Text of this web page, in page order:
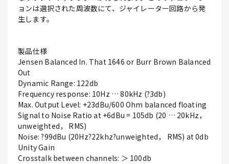
ョンは選択された周波数にて、ジャイレーター回路から発
生します。
製品仕様
Jensen Balanced In. That 1646 or Burr Brown Balanced
Out
Dynamic Range: 122db
Frequency response: 10Hz … 80kHz (?3db)
Max. Output Level: +23dBu/600 Ohm balanced floating
Signal to Noise Ratio at +6dBu = 105db (20 … 20kHz，
unweighted， RMS)
Noise: ?99dBu (20Hz?22khz?unweighted， RMS) at 0db
Unity Gain
Crosstalk between channels: ＞ 100db